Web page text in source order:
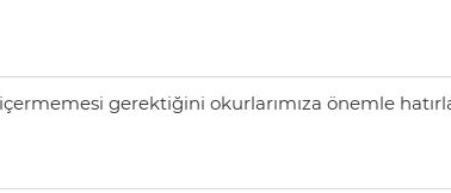
gerektiğini okurlarımıza önemle